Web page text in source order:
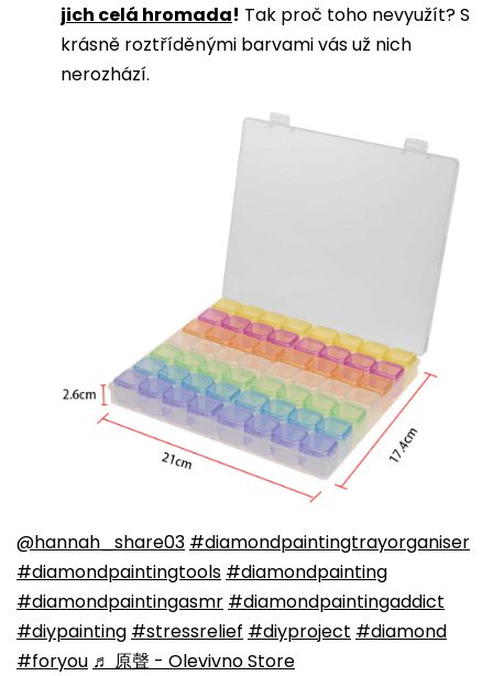
jich celá hromada! Tak proč toho nevyužít? S
krásně roztříděnými barvami vás už nich
nerozhází.
@hannah_share03 #diamondpaintingtrayorganiser
#diamondpaintingtools #diamondpainting
#diamondpaintingasmr #diamondpaintingaddict
#diypainting #stressrelief #diyproject #diamond
#foryou ♬ 原聲 - Olevivno Store